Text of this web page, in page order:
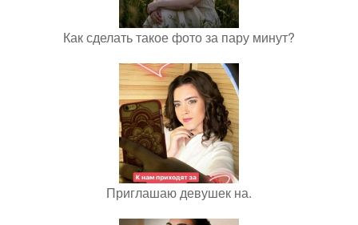
Как сделать такое фото за пару минут?
Приглашаю девушек на.